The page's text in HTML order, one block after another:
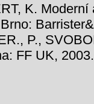
K.
P.,
FF UK, 2003.